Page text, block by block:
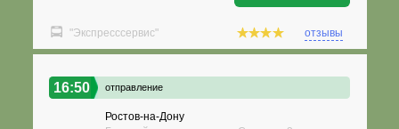
"Экспресссервис" отзывы
16:50 отправление
Ростов-на-Дону